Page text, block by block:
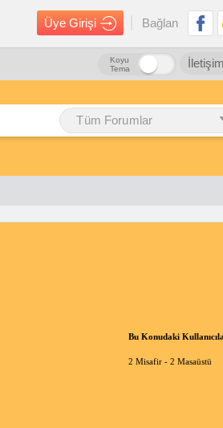
Üye Girişi Bağlan
İletişim
Koyu
Tema
Tüm Forumlar
Bu Konudaki
2 Misafir - 2 Masaüstü